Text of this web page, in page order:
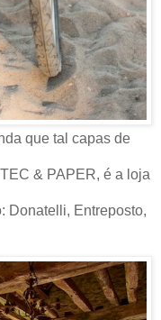
que tal capas de
& PAPER, é a loja
Donatelli, Entreposto,